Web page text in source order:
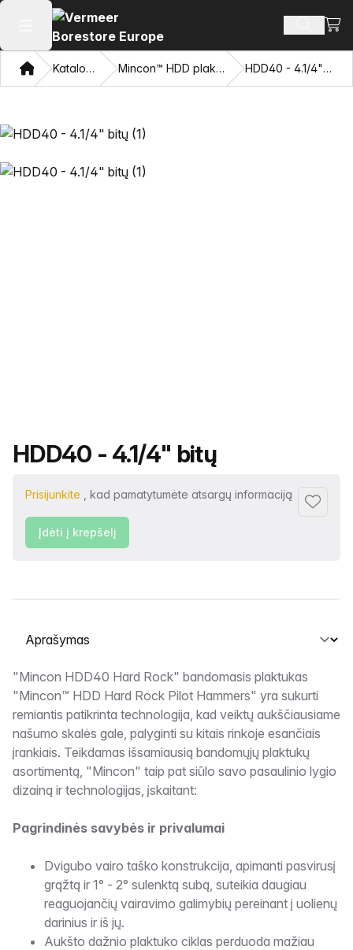
Atidaryti pagrindinį meniu Ieškoti
Namon Katalogas Mincon™ HDD plaktukai HDD40 - 4.1/4" bitų
Produkto pavadinimas
HDD40 - 4.1/4" bitų
Prisijunkite , kad pamatytumėte atsargų informaciją
Pridėti
Įdėti į krepšelį
Pasirinkite skirtuką
Aprašymas
"Mincon HDD40 Hard Rock" bandomasis plaktukas
"Mincon™ HDD Hard Rock Pilot Hammers" yra sukurti
remiantis patikrinta technologija, kad veiktų aukščiausiame
našumo skalės gale, palyginti su kitais rinkoje esančiais
įrankiais. Teikdamas išsamiausią bandomųjų plaktukų
asortimentą, "Mincon" taip pat siūlo savo pasaulinio lygio
dizainą ir technologijas, įskaitant:
Pagrindinės savybės ir privalumai
Dvigubo vairo taško konstrukcija, apimanti pasvirusį
grąžtą ir 1° - 2° sulenktą subą, suteikia daugiau
reaguojančių vairavimo galimybių pereinant į uolienų
darinius ir iš jų.
Aukšto dažnio plaktuko ciklas perduoda mažiau